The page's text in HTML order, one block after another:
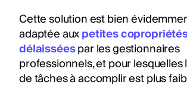
Cette solution est bien
adaptée auxpetites
délaisséespar les gestionnaires
professionnels, et pour
de tâches à accomplir est plus